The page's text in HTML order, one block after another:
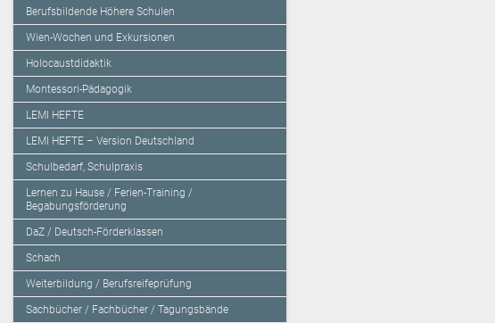
Berufsbildende Höhere Schulen
Wien-Wochen und Exkursionen
Holocaustdidaktik
Montessori-Pädagogik
LEMI HEFTE
LEMI HEFTE – Version Deutschland
Schulbedarf, Schulpraxis
Lernen zu Hause / Ferien-Training /
Begabungsförderung
DaZ / Deutsch-Förderklassen
Schach
Weiterbildung / Berufsreifeprüfung
Sachbücher / Fachbücher / Tagungsbände